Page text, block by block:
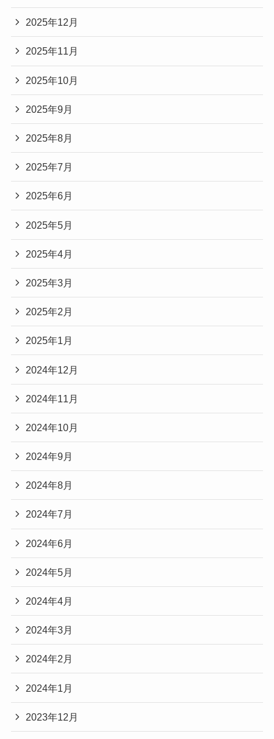
2025年12月
2025年11月
2025年10月
2025年9月
2025年8月
2025年7月
2025年6月
2025年5月
2025年4月
2025年3月
2025年2月
2025年1月
2024年12月
2024年11月
2024年10月
2024年9月
2024年8月
2024年7月
2024年6月
2024年5月
2024年4月
2024年3月
2024年2月
2024年1月
2023年12月